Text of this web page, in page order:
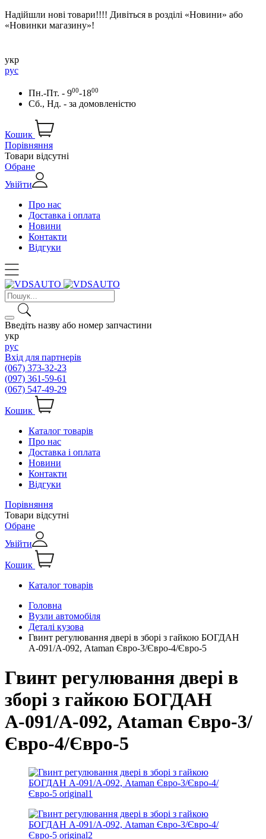
Надійшли нові товари!!!! Дивіться в розділі «Новини» або
«Новинки магазину»!
укр
рус
Пн.-Пт. - 900-1800
Сб., Нд. - за домовленістю
Кошик
Порівняння
Товари відсутні
Обране
Увійти
Про нас
Доставка і оплата
Новини
Контакти
Відгуки
Введіть назву або номер запчастини
укр
рус
Вхід для партнерів
(067) 373-32-23
(097) 361-59-61
(067) 547-49-29
Кошик
Каталог товарів
Про нас
Доставка і оплата
Новини
Контакти
Відгуки
Порівняння
Товари відсутні
Обране
Увійти
Кошик
Каталог товарів
Головна
Вузли автомобіля
Деталі кузова
Гвинт регулювання двері в зборі з гайкою БОГДАН
А-091/А-092, Ataman Євро-3/Євро-4/Євро-5
Гвинт регулювання двері в
зборі з гайкою БОГДАН
А-091/А-092, Ataman Євро-3/
Євро-4/Євро-5